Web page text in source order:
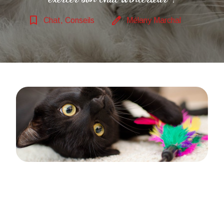
bookmark_border Chat, Conseils edit Mélany Marchal